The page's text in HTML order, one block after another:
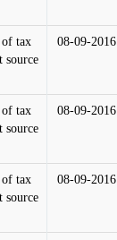
tax
source
08-09-2016
tax
source
08-09-2016
tax
source
08-09-2016